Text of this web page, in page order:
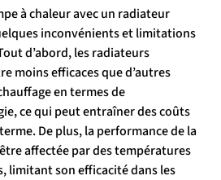
à chaleur avec un radiateur
inconvénients et limitations
d’abord, les radiateurs
moins efficaces que d’autres
en termes de
ce qui peut entraîner des coûts
De plus, la performance de la
affectée par des températures
limitant son efficacité dans les